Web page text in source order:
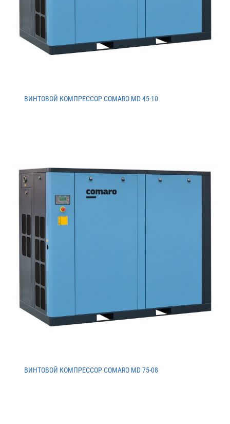
ВИНТОВОЙ КОМПРЕССОР COMARO MD 45-10
ВИНТОВОЙ КОМПРЕССОР COMARO MD 75-08